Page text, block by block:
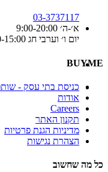
03-3737117
א׳-ה׳ 9:00-20:00
יום ו׳ וערבי חג 9:00-15:00
BUYME
כניסת בתי עסק -
אודות
Careers
תקנון האתר
מדיניות הגנת פרטיות
הצהרת נגישות
כל מה שחשוב